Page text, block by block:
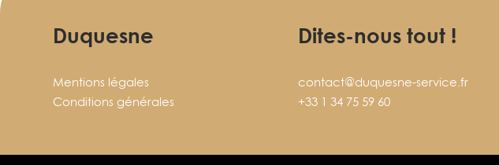
Duquesne
Mentions légales
Conditions générales
Dites-nous tout !
contact@duquesne-service.fr
+33 1 34 75 59 60